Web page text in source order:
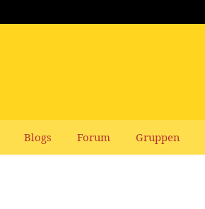
Blogs Forum Gruppen